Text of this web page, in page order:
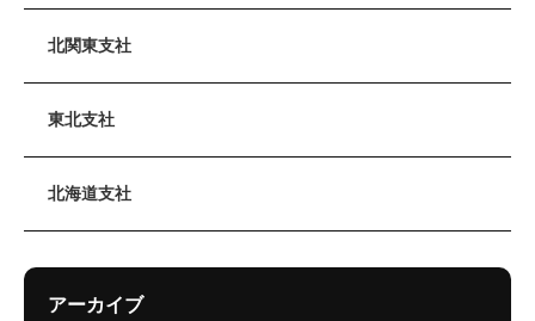
北関東支社
東北支社
北海道支社
アーカイブ